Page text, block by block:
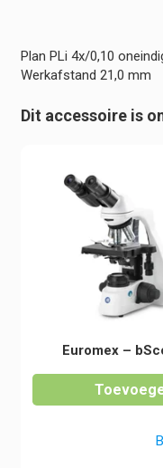
Plan PLi 4x/0,10
Werkafstand 21,0 mm
Dit accessoire is
Euromex –